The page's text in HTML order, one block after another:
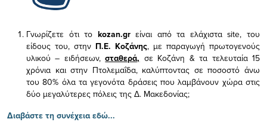
Γνωρίζετε ότι το kozan.gr είναι από τα ελάχισταsite, του
είδους του, στην Π.Ε. Κοζάνης, με παραγωγή πρωτογενούς
υλικού – ειδήσεων,σταθερά, σε Κοζάνη & τα τελευταία 15
χρόνια και στην Πτολεμαΐδα, καλύπτοντας σε ποσοστό άνω
του 80% όλα τα γεγονότα δράσεις που λαμβάνουν χώρα στις
δύο μεγαλύτερες πόλεις της Δ. Μακεδονίας;
Διαβάστε τη συνέχεια εδώ...